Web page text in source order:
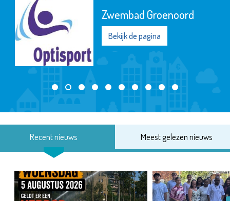
Zwembad Groenoord
Bekijk de pagina
Recent nieuws Meest gelezen nieuws